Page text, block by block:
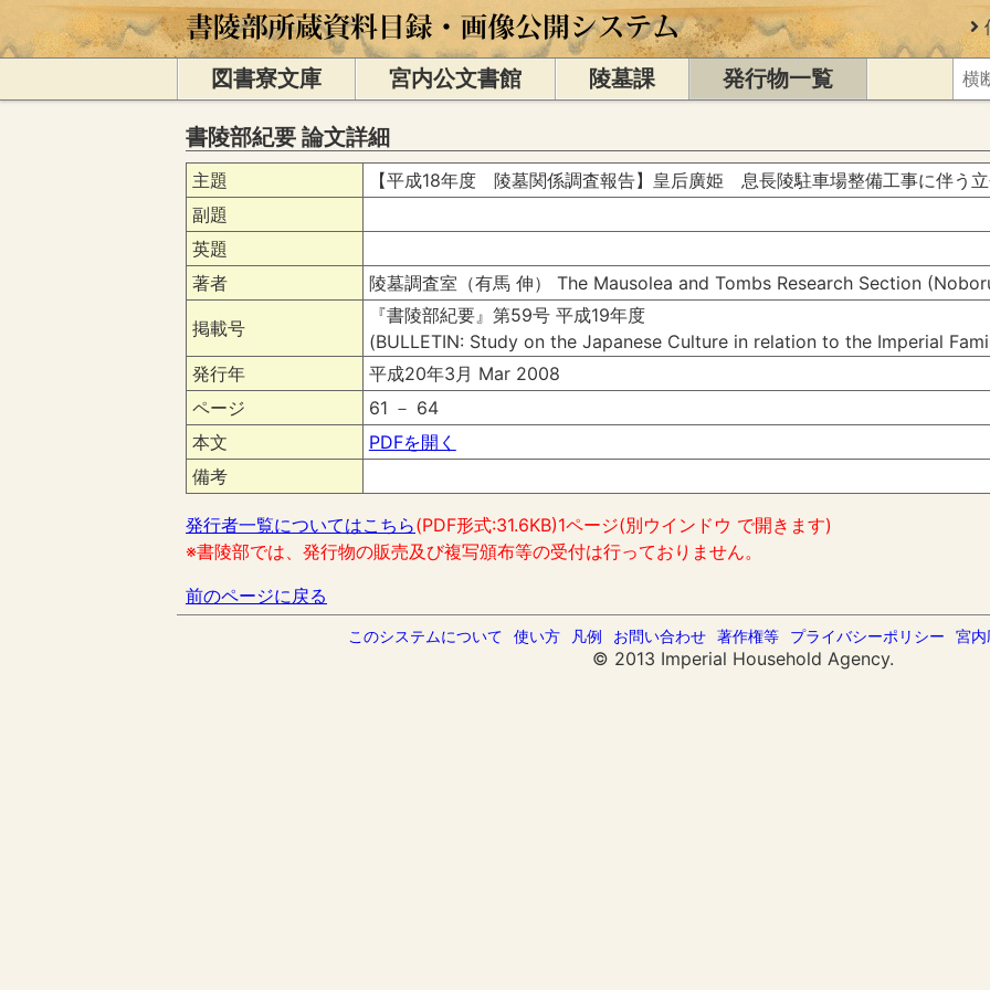
図書寮文庫 宮内公文書館 陵墓課 発行物一覧
書陵部紀要 論文詳細
主題
【平成18年度 陵墓関係調査報告】皇后廣姫 息長陵駐車場整備工事に伴う
副題
英題
著者
陵墓調査室（有馬 伸） The Mausolea and Tombs Research Section
掲載号
『書陵部紀要』第59号 平成19年度
(BULLETIN: Study on the Japanese Culture in relation to the Imperial
発行年
平成20年3月 Mar 2008
ページ
61 － 64
本文
PDFを開く
備考
発行者一覧についてはこちら(PDF形式:31.6KB)1ページ(別ウインドウ で開きます)
※書陵部では、発行物の販売及び複写頒布等の受付は行っておりません。
前のページに戻る
このシステムについて 使い方 凡例 お問い合わせ 著作権等 プライバシーポリシー 宮内
© 2013 Imperial Household Agency.